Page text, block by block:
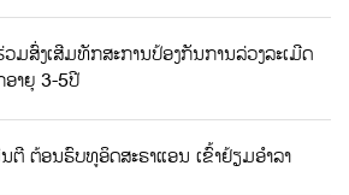
ມສົ່ງເສີມທັກສະການປ້ອງກັນການລ່ວງລະເມີດ
ອາຍຸ 3-5ປີ
ຕີ ຕ້ອນຮົບທູອິດສະຣາແອນ ເຂົ້າຢ້ຽມອຳລາ